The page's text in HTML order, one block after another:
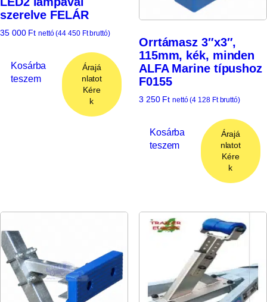
szerelve FELÁR
35 000 Ft nettó (44 450 Ftbruttó)
Kosárba
teszem
Árajá
nlatot
Kére
k
Orrtámasz 3″x3″,
115mm, kék, minden
ALFA Marine típushoz
F0155
3 250 Ft nettó (4 128 Ftbruttó)
Kosárba
teszem
Árajá
nlatot
Kére
k